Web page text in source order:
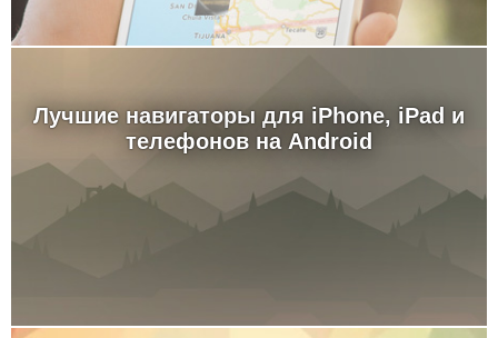
Лучшие навигаторы для iPhone, iPad и
телефонов на Android